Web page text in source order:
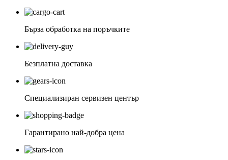
Бърза обработка на поръчките
Безплатна доставка
Специализиран сервизен център
Гарантирано най-добра цена